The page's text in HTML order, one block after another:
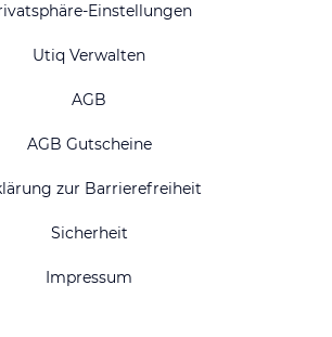
Einstellungen
Utiq Verwalten
AGB
AGB Gutscheine
zur Barrierefreiheit
Sicherheit
Impressum